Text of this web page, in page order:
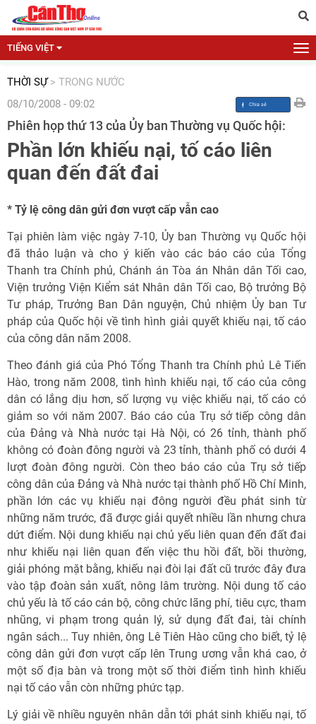
TIẾNG VIỆT
THỜI SỰ > TRONG NƯỚC
08/10/2008 - 09:02
Phiên họp thứ 13 của Ủy ban Thường vụ Quốc hội:
Phần lớn khiếu nại, tố cáo liên
quan đến đất đai
* Tỷ lệ công dân gửi đơn vượt cấp vẫn cao
Tại phiên làm việc ngày 7-10, Ủy ban Thường vụ Quốc hội
đã thảo luận và cho ý kiến vào các báo cáo của Tổng
Thanh tra Chính phủ, Chánh án Tòa án Nhân dân Tối cao,
Viện trưởng Viện Kiểm sát Nhân dân Tối cao, Bộ trưởng Bộ
Tư pháp, Trưởng Ban Dân nguyện, Chủ nhiệm Ủy ban Tư
pháp của Quốc hội về tình hình giải quyết khiếu nại, tố cáo
của công dân năm 2008.
Theo đánh giá của Phó Tổng Thanh tra Chính phủ Lê Tiến
Hào, trong năm 2008, tình hình khiếu nại, tố cáo của công
dân có lắng dịu hơn, số lượng vụ việc khiếu nại, tố cáo có
giảm so với năm 2007. Báo cáo của Trụ sở tiếp công dân
của Đảng và Nhà nước tại Hà Nội, có 26 tỉnh, thành phố
không có đoàn đông người và 23 tỉnh, thành phố có dưới 4
lượt đoàn đông người. Còn theo báo cáo của Trụ sở tiếp
công dân của Đảng và Nhà nước tại thành phố Hồ Chí Minh,
phần lớn các vụ khiếu nại đông người đều phát sinh từ
những năm trước, đã được giải quyết nhiều lần nhưng chưa
dứt điểm. Nội dung khiếu nại chủ yếu liên quan đến đất đai
như khiếu nại liên quan đến việc thu hồi đất, bồi thường,
giải phóng mặt bằng, khiếu nại đòi lại đất cũ trước đây đưa
vào tập đoàn sản xuất, nông lâm trường. Nội dung tố cáo
chủ yếu là tố cáo cán bộ, công chức lãng phí, tiêu cực, tham
nhũng, vi phạm trong quản lý, sử dụng đất đai, tài chính
ngân sách... Tuy nhiên, ông Lê Tiên Hào cũng cho biết, tỷ lệ
công dân gửi đơn vượt cấp lên Trung ương vẫn khá cao, ở
một số địa bàn và trong một số thời điểm tình hình khiếu
nại tố cáo vẫn còn những phức tạp.
Lý giải về nhiều nguyên nhân dẫn tới phát sinh khiếu nại, tố